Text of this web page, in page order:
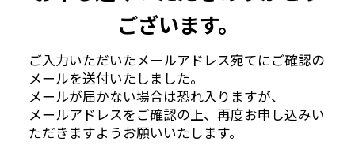
ございます。
ご入力いただいたメールアドレス宛てにご確認の
メールを送付いたしました。
メールが届かない場合は恐れ入りますが、
メールアドレスをご確認の上、再度お申し込みい
ただきますようお願いいたします。